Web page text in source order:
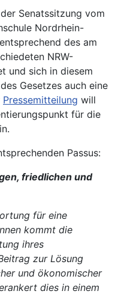
Senatssitzung vom
Nordrhein-
des am
NRW-
und sich in diesem
Gesetzes auch eine
Pressemitteilung will
für die
Passus:
friedlichen und
für eine
kommt die
ihres
zur Lösung
und ökonomischer
dies in einem